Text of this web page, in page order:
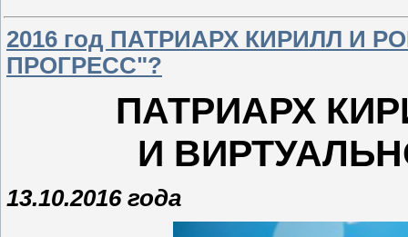
2016 год ПАТРИАРХ КИРИЛЛ И
ПРОГРЕСС"?
ПАТРИАРХ
И
13.10.2016 года